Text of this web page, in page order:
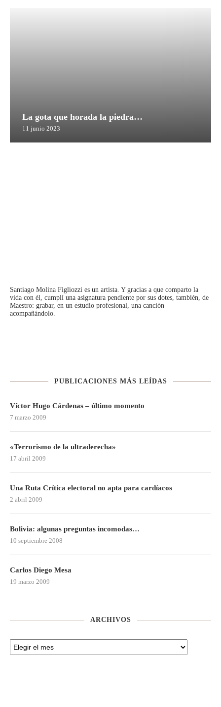
La gota que horada la piedra…
11 junio 2023
Santiago Molina Figliozzi es un artista. Y gracias a que comparto la
vida con él, cumplí una asignatura pendiente por sus dotes, también, de
Maestro: grabar, en un estudio profesional, una canción
acompañándolo.
PUBLICACIONES MÁS LEÍDAS
Víctor Hugo Cárdenas – último momento
7 marzo 2009
«Terrorismo de la ultraderecha»
17 abril 2009
Una Ruta Crítica electoral no apta para cardíacos
2 abril 2009
Bolivia: algunas preguntas incomodas…
10 septiembre 2008
Carlos Diego Mesa
19 marzo 2009
ARCHIVOS